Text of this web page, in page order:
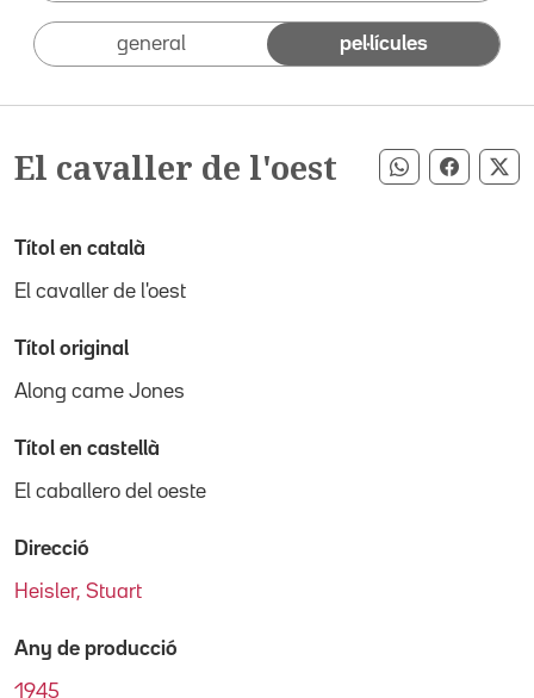
general pel·lícules
El cavaller de l'oest Compartir
Títol en català
El cavaller de l'oest
Títol original
Along came Jones
Títol en castellà
El caballero del oeste
Direcció
Heisler, Stuart
Any de producció
1945